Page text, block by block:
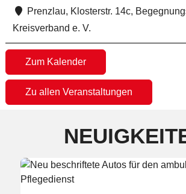
Prenzlau, Klosterstr. 14c,
Kreisverband e. V.
Zum Kalender
Zu allen Veranstaltungen